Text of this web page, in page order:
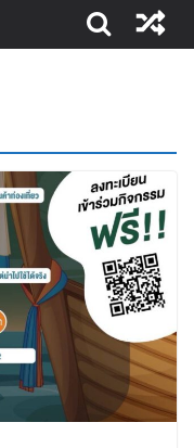
งอ่าวไทย ครั้งที่